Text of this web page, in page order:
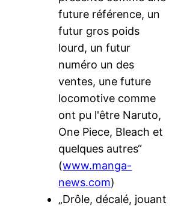
future référence, un
futur gros poids
lourd, un futur
numéro un des
ventes, une future
locomotive comme
ont pu l'être Naruto,
One Piece, Bleach et
quelques autres“
(www.manga-
news.com)
„Drôle, décalé, jouant